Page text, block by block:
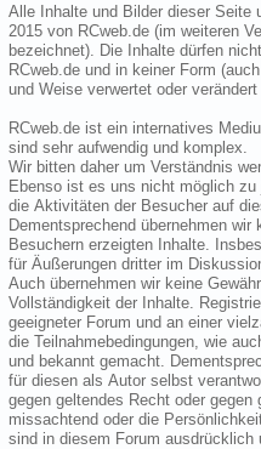
Alle Inhalte und Bilder dieser Seite
2015 von RCweb.de (im weiteren
bezeichnet). Die Inhalte dürfen
RCweb.de und in keiner Form
und Weise verwertet oder verändert
RCweb.de ist ein internatives
sind sehr aufwendig und komplex.
Wir bitten daher um Verständnis
Ebenso ist es uns nicht möglich
die Aktivitäten der Besucher auf
Dementsprechend übernehmen
Besuchern erzeigten Inhalte.
für Äußerungen dritter im
Auch übernehmen wir keine
Vollständigkeit der Inhalte.
geeigneter Forum und an einer
die Teilnahmebedingungen, wie
und bekannt gemacht.
für diesen als Autor selbst
gegen geltendes Recht oder
missachtend oder die
sind in diesem Forum ausdrücklich